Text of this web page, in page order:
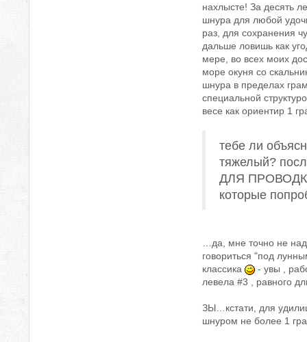
нахлысте! За десять
шнура для любой
раз, для сохранения
дальше ловишь как
мере, во всех моих
море окуня со
шнура в пределах
специальной
весе как ориентир 1
тебе ли
тяжелый?
ДЛЯ
которые
…да, мне точно не
говориться "под
классика
- увы ,
левела #3 , равного
ЗЫ…кстати, для
шнуром не более 1